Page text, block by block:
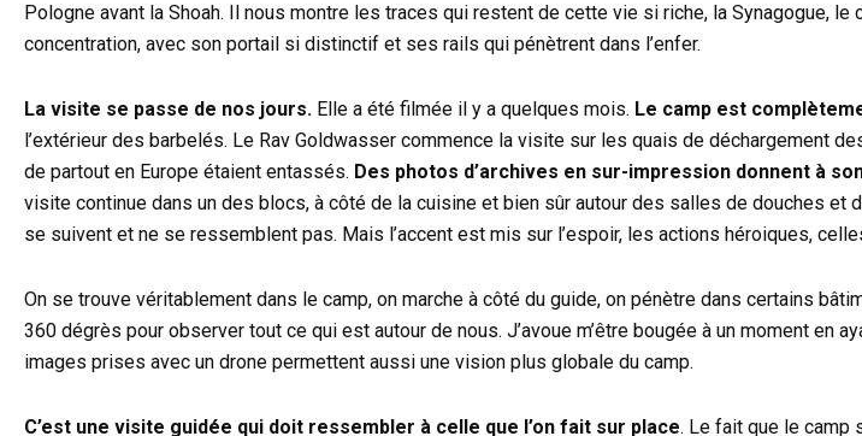
Pologne avant la Shoah. Il nous montre les traces qui restent de cette vie si riche, la Synagogue,
concentration, avec son portail si distinctif et ses rails qui pénètrent dans l’enfer.
La visite se passe de nos jours. Elle a été filmée il y a quelques mois. Le camp est
l’extérieur des barbelés. Le Rav Goldwasser commence la visite sur les quais de déchargement
de partout en Europe étaient entassés. Des photos d’archives en sur-impression donnent à
visite continue dans un des blocs, à côté de la cuisine et bien sûr autour des salles de douches
se suivent et ne se ressemblent pas. Mais l’accent est mis sur l’espoir, les actions héroiques,
On se trouve véritablement dans le camp, on marche à côté du guide, on pénètre dans certains
360 dégrès pour observer tout ce qui est autour de nous. J’avoue m’être bougée à un moment en
images prises avec un drone permettent aussi une vision plus globale du camp.
C’est une visite guidée qui doit ressembler à celle que l’on fait sur place. Le fait que le camp